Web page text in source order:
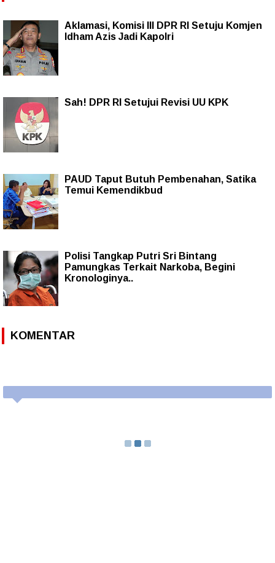
Aklamasi, Komisi III DPR RI Setuju Komjen
Idham Azis Jadi Kapolri
Sah! DPR RI Setujui Revisi UU KPK
PAUD Taput Butuh Pembenahan, Satika
Temui Kemendikbud
Polisi Tangkap Putri Sri Bintang
Pamungkas Terkait Narkoba, Begini
Kronologinya..
KOMENTAR